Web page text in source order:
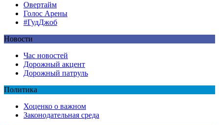
Овертайм
Голос Арены
#ГудДжоб
Новости
Час новостей
Дорожный акцент
Дорожный патруль
Политика
Хоценко о важном
Законодательная среда